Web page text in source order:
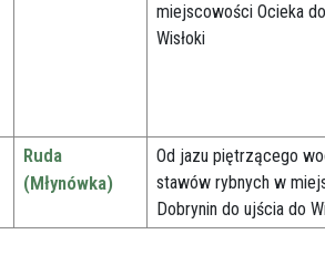
miejscowości Ocieka
Wisłoki
Ruda
(Młynówka)
Od jazu piętrzącego
stawów rybnych w
Dobrynin do ujścia do